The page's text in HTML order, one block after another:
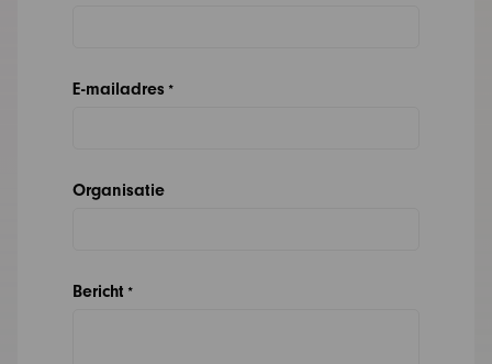
E-mailadres *
Organisatie
Bericht *